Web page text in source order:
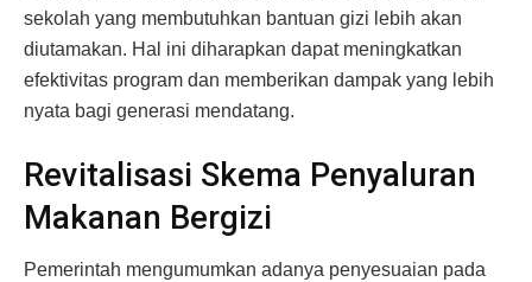
sekolah yang membutuhkan bantuan gizi lebih akan
diutamakan. Hal ini diharapkan dapat meningkatkan
efektivitas program dan memberikan dampak yang lebih
nyata bagi generasi mendatang.
Revitalisasi Skema Penyaluran
Makanan Bergizi
Pemerintah mengumumkan adanya penyesuaian pada